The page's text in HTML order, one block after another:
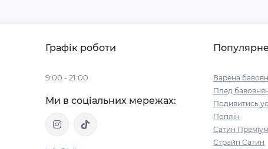
Графік роботи
9:00 - 21:00
Ми в соціальних мережах:
Варена
Плед
Подивитись
Поплін
Сатин Преміум
Страйп Сатин